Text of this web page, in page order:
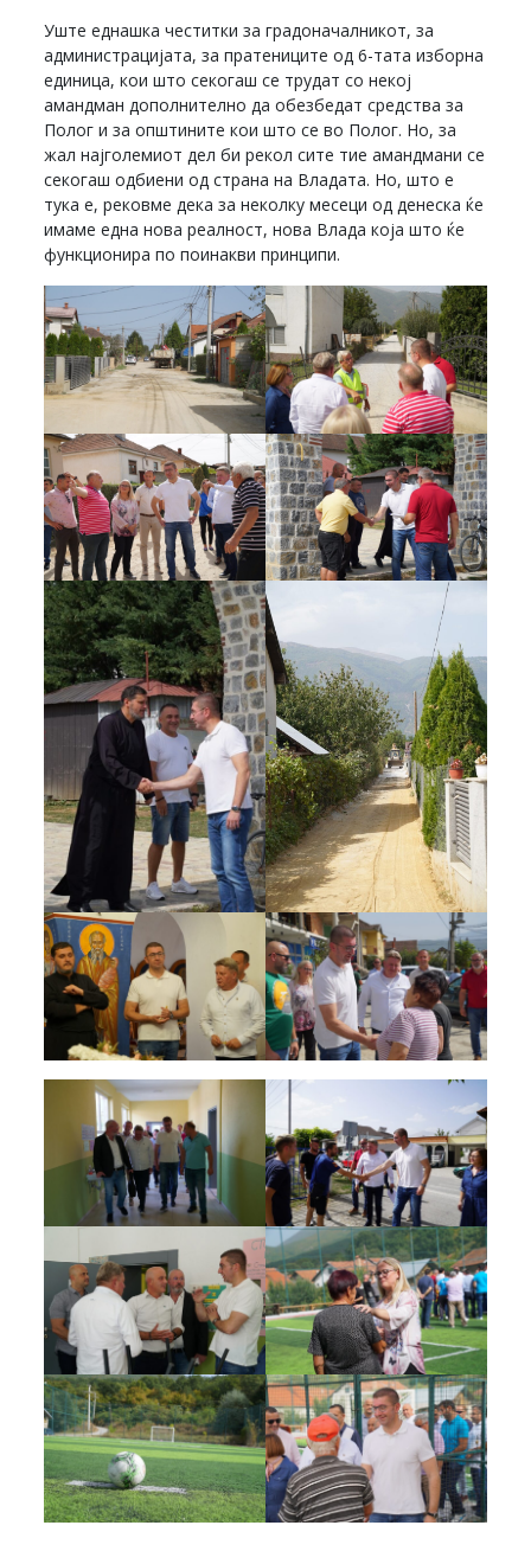
Уште еднашка честитки за градоначалникот, за
администрацијата, за пратениците од 6-тата изборна
единица, кои што секогаш се трудат со некој
амандман дополнително да обезбедат средства за
Полог и за општините кои што се во Полог. Но, за
жал најголемиот дел би рекол сите тие амандмани се
секогаш одбиени од страна на Владата. Но, што е
тука е, рековме дека за неколку месеци од денеска ќе
имаме една нова реалност, нова Влада која што ќе
функционира по поинакви принципи.